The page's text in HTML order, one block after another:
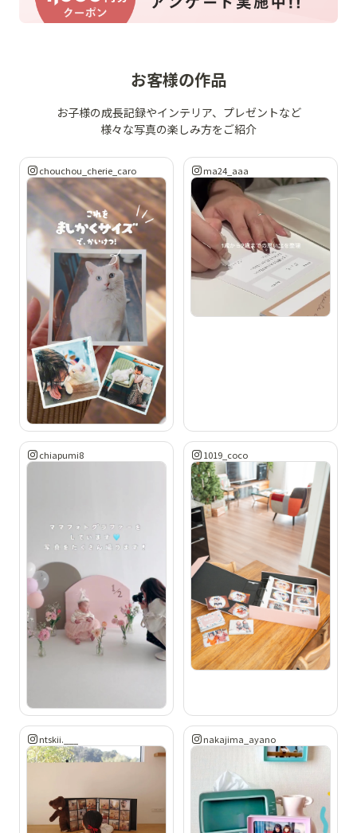
お客様の作品
お子様の成長記録やインテリア、プレゼントなど
様々な写真の楽しみ方をご紹介
chouchou_cherie_caro ma24_aaa
chiapumi8 1019_coco
ntskii.___ nakajima_ayano